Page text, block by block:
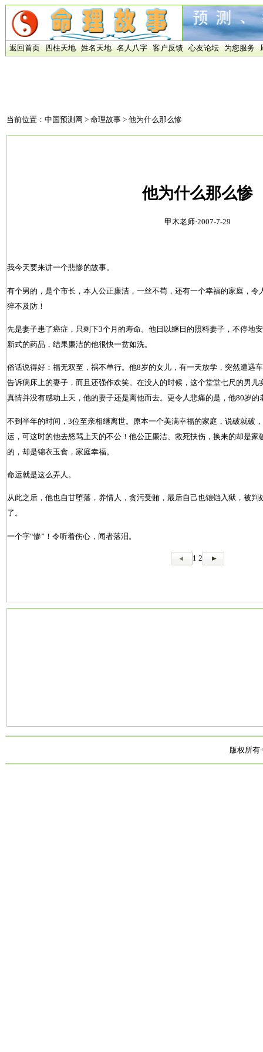
返回首页 四柱天地 姓名天地 名人八字 客户反馈 心友论坛 为您服务
当前位置： 中国预测网 > 命理故事 > 他为什么那么惨
他为什么那么惨
甲木老师·2007-7-29
我今天要来讲一个悲惨的故事。
有个男的，是个市长，本人公正廉洁，一丝不苟，还有一个幸福的家庭，
猝不及防！
先是妻子患了癌症，只剩下3个月的寿命。他日以继日的照料妻子，不停地
新式的药品，结果廉洁的他很快一贫如洗。
俗话说得好：福无双至，祸不单行。他8岁的女儿，有一天放学，突然遭遇
告诉病床上的妻子，而且还强作欢笑。在没人的时候，这个堂堂七尺的男
真情并没有感动上天，他的妻子还是离他而去。更令人悲痛的是，他80岁
不到半年的时间，3位至亲相继离世。原本一个美满幸福的家庭，说破就破
运，可这时的他去怒骂上天的不公！他公正廉洁、救死扶伤，换来的却是
的，却是锦衣玉食，家庭幸福。
命运就是这么弄人。
从此之后，他也自甘堕落，养情人，贪污受贿，最后自己也锒铛入狱，被判
了。
一个字“惨”！令听着伤心，闻者落泪。
1 2
版权所有